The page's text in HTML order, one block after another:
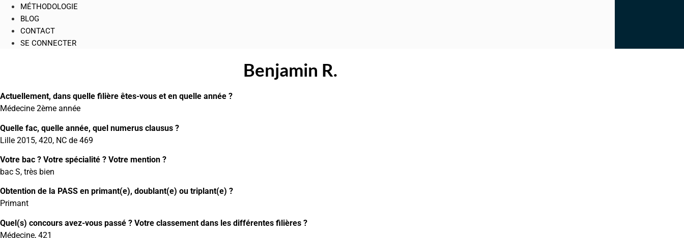
MÉTHODOLOGIE
BLOG
CONTACT
SE CONNECTER
Benjamin R.
Actuellement, dans quelle filière êtes-vous et en quelle année ?
Médecine 2ème année
Quelle fac, quelle année, quel numerus clausus ?
Lille 2015, 420, NC de 469
Votre bac ? Votre spécialité ? Votre mention ?
bac S, très bien
Obtention de la PASS en primant(e), doublant(e) ou triplant(e) ?
Primant
Quel(s) concours avez-vous passé ? Votre classement dans les différentes filières ?
Médecine, 421